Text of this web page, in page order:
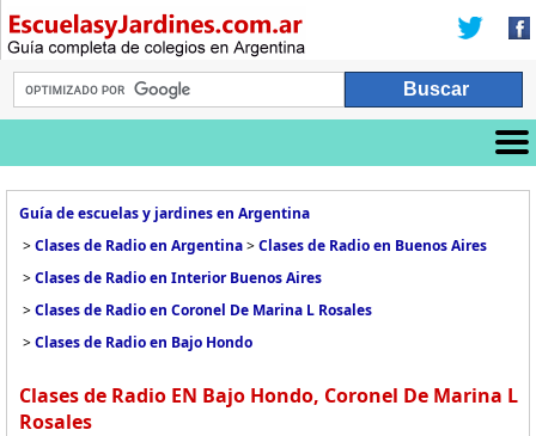
Guía de escuelas y jardines en Argentina
>Clases de Radio en Argentina>Clases de Radio en Buenos Aires
>Clases de Radio en Interior Buenos Aires
>Clases de Radio en Coronel De Marina L Rosales
>Clases de Radio en Bajo Hondo
Clases de Radio EN Bajo Hondo, Coronel De Marina L
Rosales